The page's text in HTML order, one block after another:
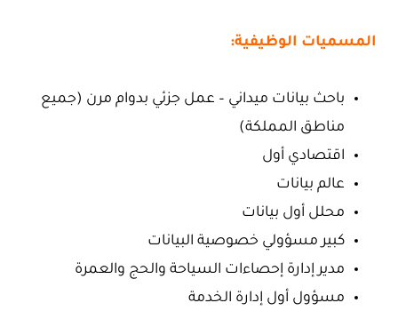
المسميات الوظيفية:
باحث بيانات ميداني – عمل جزئي بدوام مرن (جميع
مناطق المملكة)
اقتصادي أول
عالم بيانات
محلل أول بيانات
كبير مسؤولي خصوصية البيانات
مدير إدارة إحصاءات السياحة والحج والعمرة
مسؤول أول إدارة الخدمة